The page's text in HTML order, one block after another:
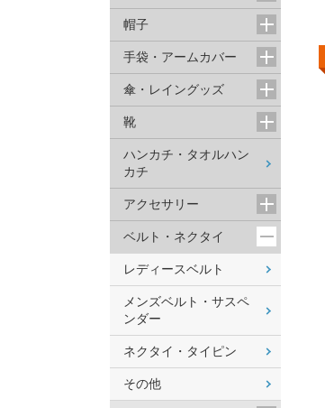
帽子
手袋・アームカバー
傘・レイングッズ
靴
ハンカチ・タオルハン
カチ
アクセサリー
ベルト・ネクタイ
レディースベルト
メンズベルト・サスペ
ンダー
ネクタイ・タイピン
その他